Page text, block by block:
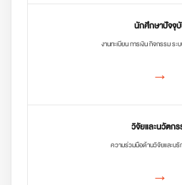
นักศึกษาปัจจุ
งานทะเบียน การเงิน กิจกรรม ระ
→
วิจัยและนวัตก
ความร่วมมือด้านวิจัยและบริ
→